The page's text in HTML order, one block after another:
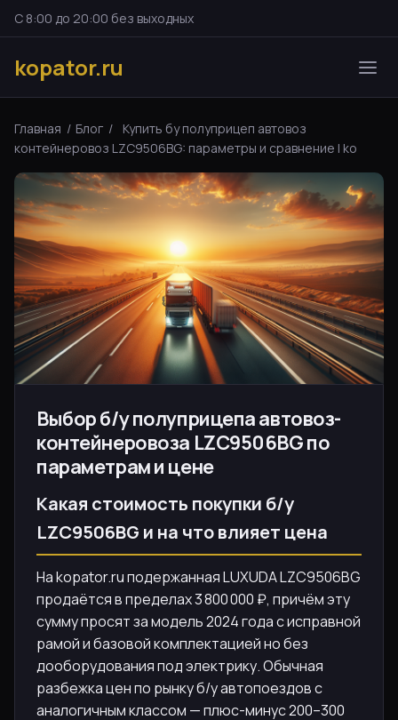
С 8:00 до 20:00 без выходных
kopator.ru
Главная / Блог /
Купить бу полуприцеп автовоз
контейнеровоз LZC9506BG: параметры и сравнение | ko
Выбор б/у полуприцепа автовоз-
контейнеровоза LZC9506BG по
параметрам и цене
Какая стоимость покупки б/у
LZC9506BG и на что влияет цена
На kopator.ru подержанная LUXUDA LZC9506BG
продаётся в пределах 3 800 000 ₽, причём эту
сумму просят за модель 2024 года с исправной
рамой и базовой комплектацией но без
дооборудования под электрику. Обычная
разбежка цен по рынку б/у автопоездов с
аналогичным классом — плюс-минус 200–300